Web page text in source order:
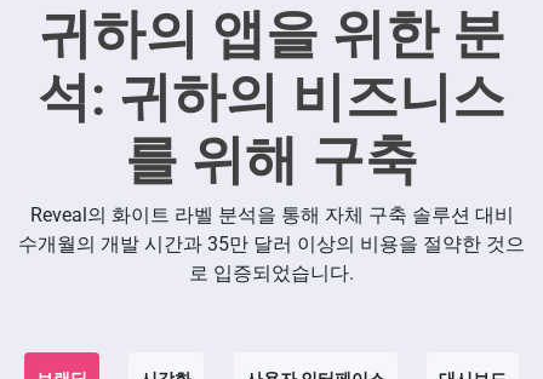
귀하의 앱을 위한 분
석: 귀하의 비즈니스
를 위해 구축
Reveal의 화이트 라벨 분석을 통해 자체 구축 솔루션 대비
수개월의 개발 시간과 35만 달러 이상의 비용을 절약한 것으
로 입증되었습니다.